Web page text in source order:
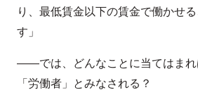
り、最低賃金以下の賃金で働かせ
す」
――では、どんなことに当てはま
「労働者」とみなされる？